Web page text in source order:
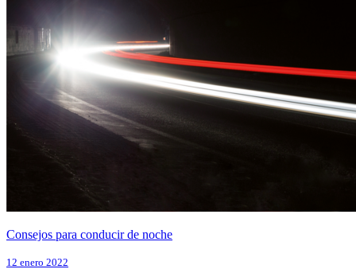
Consejos para conducir de noche
12 enero 2022